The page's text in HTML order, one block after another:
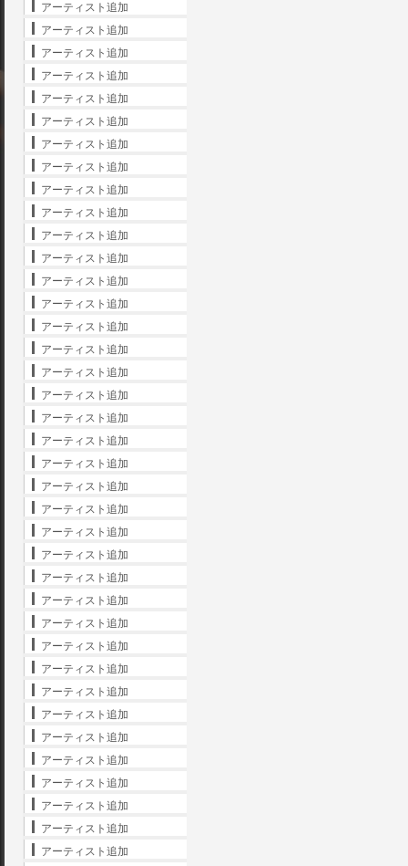
アーティスト追加
アーティスト追加
アーティスト追加
アーティスト追加
アーティスト追加
アーティスト追加
アーティスト追加
アーティスト追加
アーティスト追加
アーティスト追加
アーティスト追加
アーティスト追加
アーティスト追加
アーティスト追加
アーティスト追加
アーティスト追加
アーティスト追加
アーティスト追加
アーティスト追加
アーティスト追加
アーティスト追加
アーティスト追加
アーティスト追加
アーティスト追加
アーティスト追加
アーティスト追加
アーティスト追加
アーティスト追加
アーティスト追加
アーティスト追加
アーティスト追加
アーティスト追加
アーティスト追加
アーティスト追加
アーティスト追加
アーティスト追加
アーティスト追加
アーティスト追加